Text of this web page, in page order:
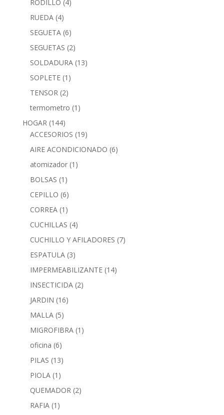
RODILLO (4)
RUEDA (4)
SEGUETA (6)
SEGUETAS (2)
SOLDADURA (13)
SOPLETE (1)
TENSOR (2)
termometro (1)
HOGAR (144)
ACCESORIOS (19)
AIRE ACONDICIONADO (6)
atomizador (1)
BOLSAS (1)
CEPILLO (6)
CORREA (1)
CUCHILLAS (4)
CUCHILLO Y AFILADORES (7)
ESPATULA (3)
IMPERMEABILIZANTE (14)
INSECTICIDA (2)
JARDIN (16)
MALLA (5)
MIGROFIBRA (1)
oficina (6)
PILAS (13)
PIOLA (1)
QUEMADOR (2)
RAFIA (1)